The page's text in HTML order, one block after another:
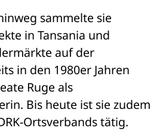
sammelte sie
in Tansania und
auf der
in den 1980er Jahren
Ruge als
Bis heute ist sie zudem
Ortsverbands tätig.